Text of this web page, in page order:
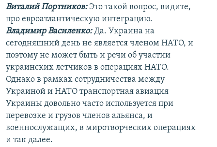
Виталий Портников:Это такой вопрос, видите,
про евроатлантическую интеграцию.
Владимир Василенко:Да. Украина на
сегодняшний день не является членом НАТО, и
поэтому не может быть и речи об участии
украинских летчиков в операциях НАТО.
Однако в рамках сотрудничества между
Украиной и НАТО транспортная авиация
Украины довольно часто используется при
перевозке и грузов членов альянса, и
военнослужащих, в миротворческих операциях
и так далее.